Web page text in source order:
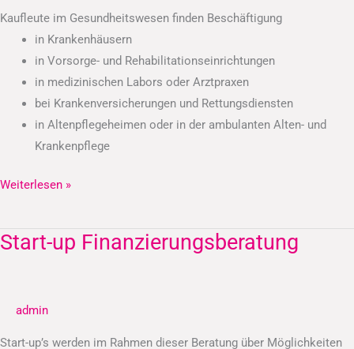
Kaufleute im Gesundheitswesen finden Beschäftigung
in Krankenhäusern
in Vorsorge- und Rehabilitationseinrichtungen
in medizinischen Labors oder Arztpraxen
bei Krankenversicherungen und Rettungsdiensten
in Altenpflegeheimen oder in der ambulanten Alten- und
Krankenpflege
Weiterlesen »
Start-up Finanzierungsberatung
admin
Start-up’s werden im Rahmen dieser Beratung über Möglichkeiten
Start-